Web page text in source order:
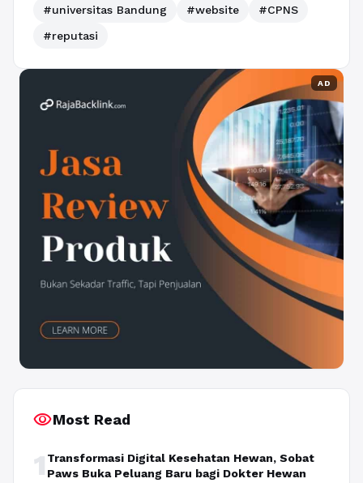
#universitas Bandung
#website
#CPNS
#reputasi
AD
visibilityMost Read
1 Transformasi Digital Kesehatan Hewan, Sobat
Paws Buka Peluang Baru bagi Dokter Hewan